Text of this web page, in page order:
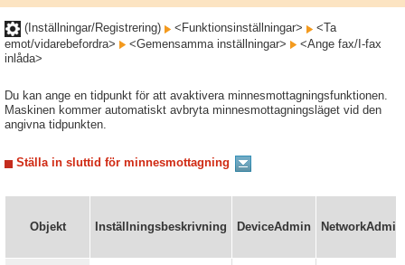
(Inställningar/Registrering) <Funktionsinställningar>
<Ta
emot/vidarebefordra>
<Gemensamma inställningar>
<Ange fax/I-fax
inlåda>
Du kan ange en tidpunkt för att avaktivera minnesmottagningsfunktionen.
Maskinen kommer automatiskt avbryta minnesmottagningsläget vid den
angivna tidpunkten.
Ställa in sluttid för minnesmottagning
Objekt Inställningsbeskrivning DeviceAdmin NetworkAdmin